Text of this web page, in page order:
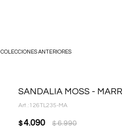
COLECCIONES ANTERIORES
SANDALIA MOSS -
126TL235-MA
$ 4.090 $ 6.990